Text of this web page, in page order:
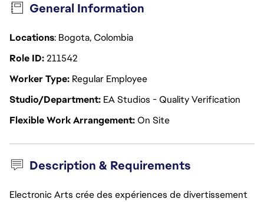
General Information
Locations: Bogota, Colombia
Role ID211542
Worker Type Regular Employee
Studio/Department EA Studios - Quality Verification
Flexible Work ArrangementOn Site
Description & Requirements
Electronic Arts crée des expériences de divertissement